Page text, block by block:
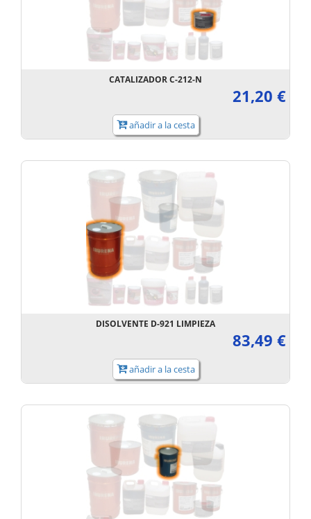
CATALIZADOR C-212-N
21,20 €
añadir a la cesta
DISOLVENTE D-921 LIMPIEZA
83,49 €
añadir a la cesta